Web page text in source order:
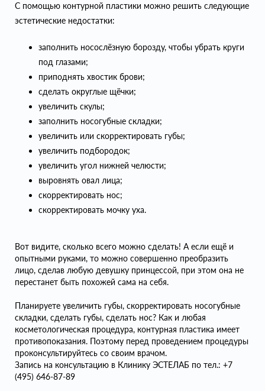
С помощью контурной пластики можно решить следующие
эстетические недостатки:
заполнить носослёзную борозду, чтобы убрать круги
под глазами;
приподнять хвостик брови;
сделать округлые щёчки;
увеличить скулы;
заполнить носогубные складки;
увеличить или скорректировать губы;
увеличить подбородок;
увеличить угол нижней челюсти;
выровнять овал лица;
скорректировать нос;
скорректировать мочку уха.
Вот видите, сколько всего можно сделать! А если ещё и
опытными руками, то можно совершенно преобразить
лицо, сделав любую девушку принцессой, при этом она не
перестанет быть похожей сама на себя.
Планируете увеличить губы, скорректировать носогубные
складки, сделать губы, сделать нос? Как и любая
косметологическая процедура, контурная пластика имеет
противопоказания. Поэтому перед проведением процедуры
проконсультируйтесь со своим врачом.
Запись на консультацию в Клинику ЭСТЕЛАБ по тел.: +7
(495) 646-87-89